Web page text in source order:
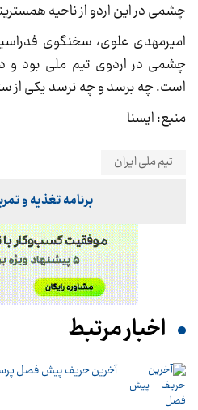
چشمی در این اردو از ناحیه
امیرمهدی علوی، سخنگوی
چشمی در اردوی تیم ملی بود و
است. چه برسد و چه نرسد یکی از
منبع: ایسنا
تیم ملی ایران
برنامه تغذیه و
اخبار مرتبط
آخرین حریف پیش فصل